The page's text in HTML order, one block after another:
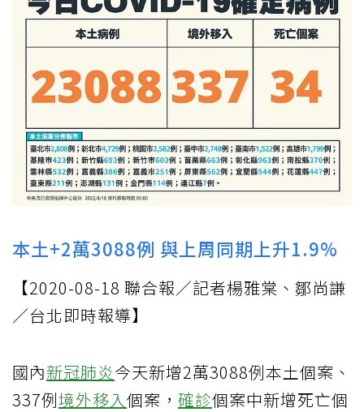
本土+2萬3088例 與上周同期上升1.9%
【2020-08-18 聯合報／記者楊雅棠、鄒尚謙
／台北即時報導】
國內新冠肺炎今天新增2萬3088例本土個案、
337例境外移入個案， 確診個案中新增死亡個